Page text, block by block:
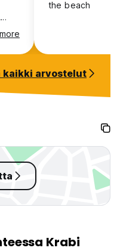
the beach
kaikki arvostelut
Krabi